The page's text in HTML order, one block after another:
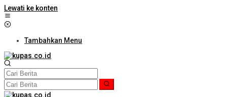
Lewati ke konten
Tambahkan Menu